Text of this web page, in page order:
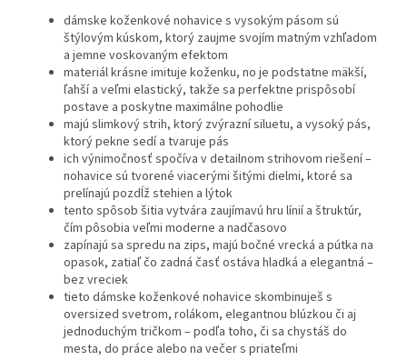
dámske koženkové nohavice s vysokým pásom sú
štýlovým kúskom, ktorý zaujme svojím matným vzhľadom
a jemne voskovaným efektom
materiál krásne imituje koženku, no je podstatne mäkší,
ľahší a veľmi elastický, takže sa perfektne prispôsobí
postave a poskytne maximálne pohodlie
majú slimkový strih, ktorý zvýrazní siluetu, a vysoký pás,
ktorý pekne sedí a tvaruje pás
ich výnimočnosť spočíva v detailnom strihovom riešení –
nohavice sú tvorené viacerými šitými dielmi, ktoré sa
prelínajú pozdĺž stehien a lýtok
tento spôsob šitia vytvára zaujímavú hru línií a štruktúr,
čím pôsobia veľmi moderne a nadčasovo
zapínajú sa spredu na zips, majú bočné vrecká a pútka na
opasok, zatiaľ čo zadná časť ostáva hladká a elegantná –
bez vreciek
tieto dámske koženkové nohavice skombinuješ s
oversized svetrom, rolákom, elegantnou blúzkou či aj
jednoduchým tričkom – podľa toho, či sa chystáš do
mesta, do práce alebo na večer s priateľmi